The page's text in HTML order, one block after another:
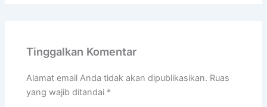
Tinggalkan Komentar
Alamat email Anda tidak akan dipublikasikan. Ruas
yang wajib ditandai *